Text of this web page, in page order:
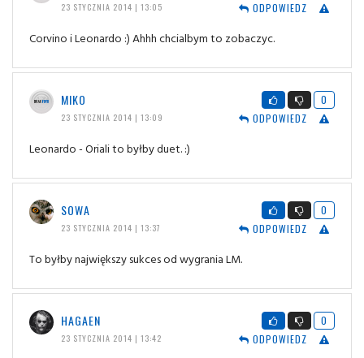
23 STYCZNIA 2014 | 13:05
ODPOWIEDZ
Corvino i Leonardo :) Ahhh chcialbym to zobaczyc.
MIKO
23 STYCZNIA 2014 | 13:09
0
ODPOWIEDZ
Leonardo - Oriali to byłby duet. :)
SOWA
23 STYCZNIA 2014 | 13:37
0
ODPOWIEDZ
To byłby największy sukces od wygrania LM.
HAGAEN
23 STYCZNIA 2014 | 13:42
0
ODPOWIEDZ